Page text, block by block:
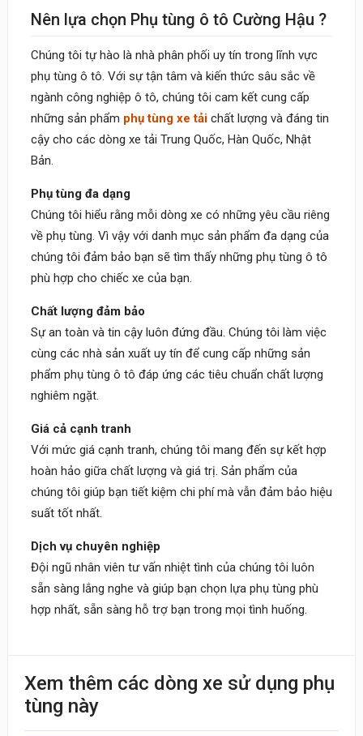
Nên lựa chọn Phụ tùng ô tô Cường Hậu ?
Chúng tôi tự hào là nhà phân phối uy tín trong lĩnh vực
phụ tùng ô tô. Với sự tận tâm và kiến thức sâu sắc về
ngành công nghiệp ô tô, chúng tôi cam kết cung cấp
những sản phẩm phụ tùng xe tải chất lượng và đáng tin
cậy cho các dòng xe tải Trung Quốc, Hàn Quốc, Nhật
Bản.
Phụ tùng đa dạng
Chúng tôi hiểu rằng mỗi dòng xe có những yêu cầu riêng
về phụ tùng. Vì vậy với danh mục sản phẩm đa dạng của
chúng tôi đảm bảo bạn sẽ tìm thấy những phụ tùng ô tô
phù hợp cho chiếc xe của bạn.
Chất lượng đảm bảo
Sự an toàn và tin cậy luôn đứng đầu. Chúng tôi làm việc
cùng các nhà sản xuất uy tín để cung cấp những sản
phẩm phụ tùng ô tô đáp ứng các tiêu chuẩn chất lượng
nghiêm ngặt.
Giá cả cạnh tranh
Với mức giá cạnh tranh, chúng tôi mang đến sự kết hợp
hoàn hảo giữa chất lượng và giá trị. Sản phẩm của
chúng tôi giúp bạn tiết kiệm chi phí mà vẫn đảm bảo hiệu
suất tốt nhất.
Dịch vụ chuyên nghiệp
Đội ngũ nhân viên tư vấn nhiệt tình của chúng tôi luôn
sẵn sàng lắng nghe và giúp bạn chọn lựa phụ tùng phù
hợp nhất, sẵn sàng hỗ trợ bạn trong mọi tình huống.
09:30 20/06/2023
Xem thêm các dòng xe sử dụng phụ
tùng này